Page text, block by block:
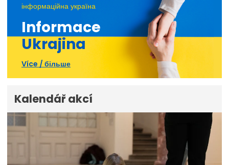
інформаційна україна
Informace
Ukrajina
Více / більше
Kalendář akcí